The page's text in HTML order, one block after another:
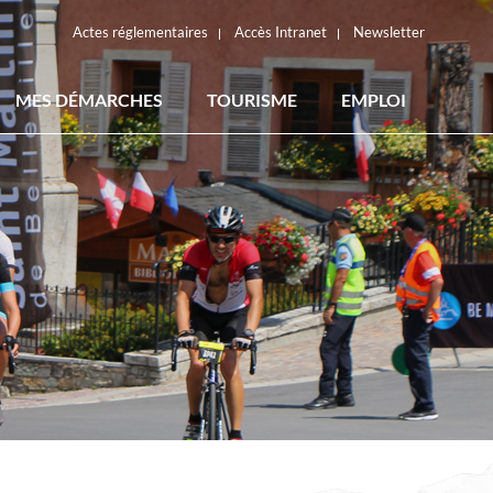
Actes réglementaires Accès Intranet Newsletter
MES DÉMARCHES TOURISME EMPLOI
ACTES RÉGLEMENTAIRES